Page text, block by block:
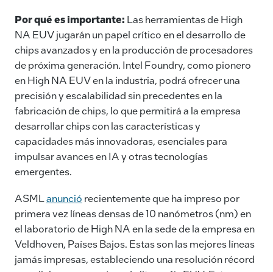
Por qué es importante: Las herramientas de High
NA EUV jugarán un papel crítico en el desarrollo de
chips avanzados y en la producción de procesadores
de próxima generación. Intel Foundry, como pionero
en High NA EUV en la industria, podrá ofrecer una
precisión y escalabilidad sin precedentes en la
fabricación de chips, lo que permitirá a la empresa
desarrollar chips con las características y
capacidades más innovadoras, esenciales para
impulsar avances en IA y otras tecnologías
emergentes.
ASMLanunció recientemente que ha impreso por
primera vez líneas densas de 10 nanómetros (nm) en
el laboratorio de High NA en la sede de la empresa en
Veldhoven, Países Bajos. Estas son las mejores líneas
jamás impresas, estableciendo una resolución récord